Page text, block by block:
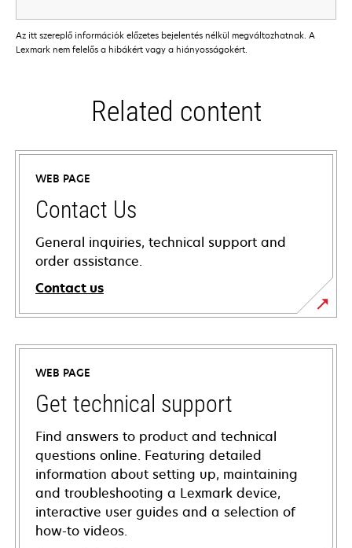
Az itt szereplő információk előzetes bejelentés nélkül megváltozhatnak. A
Lexmark nem felelős a hibákért vagy a hiányosságokért.
Related content
WEB PAGE
Contact Us
General inquiries, technical support and
order assistance.
Contact us
WEB PAGE
Get technical support
Find answers to product and technical
questions online. Featuring detailed
information about setting up, maintaining
and troubleshooting a Lexmark device,
interactive user guides and a selection of
how-to videos.